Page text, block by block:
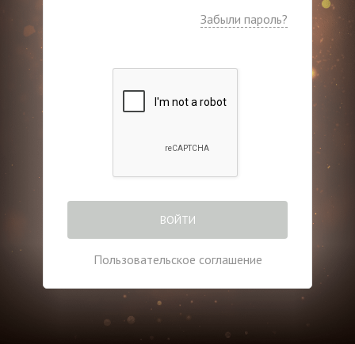
Забыли пароль?
ВОЙТИ
Пользовательское соглашение